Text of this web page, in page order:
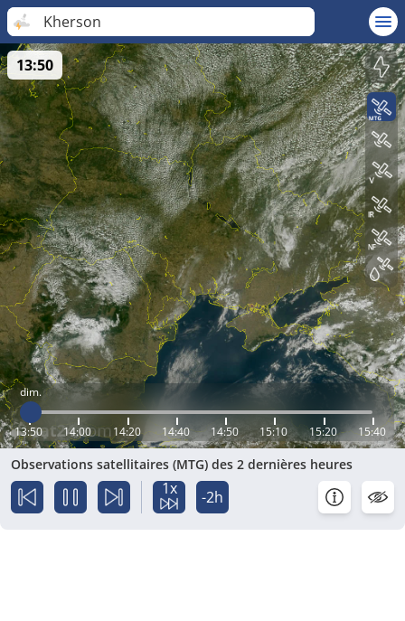
Kherson
dim.
13:50 14:00 14:20 14:40 14:50 15:10 15:20 15:40
13:50
Observations satellitaires (MTG) des 2 dernières heures
1x -2h